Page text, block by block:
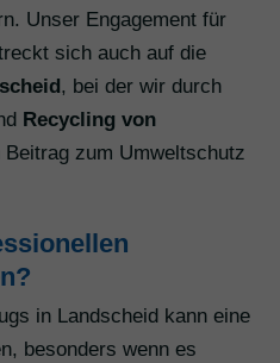
Unser Engagement für
sich auch auf die
, bei der wir durch
Recycling von
Beitrag zum Umweltschutz
in Landscheid kann eine
besonders wenn es